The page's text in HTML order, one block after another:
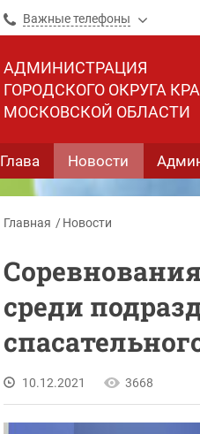
Важные телефоны
АДМИНИСТРАЦИЯ
ГОРОДСКОГО ОКРУГА
МОСКОВСКОЙ ОБЛАСТИ
Глава Новости
Главная Новости
среди
10.12.2021 3668